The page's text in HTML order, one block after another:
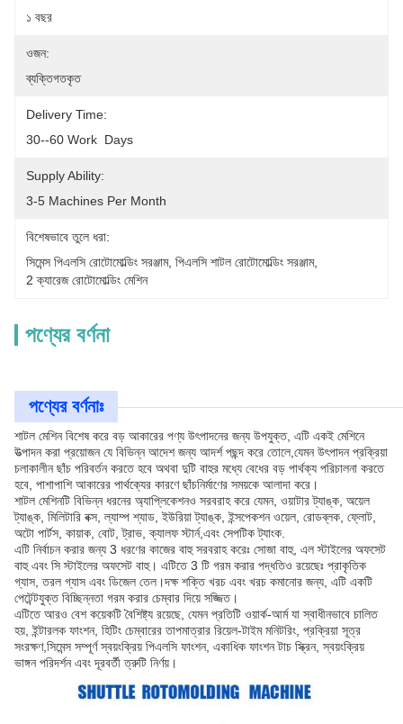
১ বছর
ওজন:
ব্যক্তিগতকৃত
Delivery Time:
30--60 Work  Days
Supply Ability:
3-5 Machines Per Month
বিশেষভাবে তুলে ধরা:
সিমেন্স পিএলসি রোটোমোল্ডিং সরঞ্জাম, পিএলসি শাটল রোটোমোল্ডিং সরঞ্জাম,
2 ক্যারেজ রোটোমোল্ডিং মেশিন
পণ্যের বর্ণনা
পণ্যের বর্ণনাঃ
শাটল মেশিন বিশেষ করে বড় আকারের পণ্য উৎপাদনের জন্য উপযুক্ত, এটি একই মেশিনে
উত্পাদন করা প্রয়োজন যে বিভিন্ন আদেশ জন্য আদর্শ পছন্দ করে তোলে,যেমন উৎপাদন প্রক্রিয়া
চলাকালীন ছাঁচ পরিবর্তন করতে হবে অথবা দুটি বাহুর মধ্যে বেধের বড় পার্থক্য পরিচালনা করতে
হবে, পাশাপাশি আকারের পার্থক্যের কারণে ছাঁচনির্মাণের সময়কে আলাদা করে।
শাটল মেশিনটি বিভিন্ন ধরনের অ্যাপ্লিকেশনও সরবরাহ করে যেমন, ওয়াটার ট্যাঙ্ক, অয়েল
ট্যাঙ্ক, মিলিটারি বক্স, ল্যাম্প শ্যাড, ইউরিয়া ট্যাঙ্ক, ইন্সপেকশন ওয়েল, রোডব্লক, ফ্লোট,
অটো পার্টস, কায়াক, বোট, ট্রাভ, ক্যালফ স্টার্ন,এবং সেপটিক ট্যাংক.
এটি নির্বাচন করার জন্য 3 ধরণের কাজের বাহু সরবরাহ করেঃ সোজা বাহু, এল স্টাইলের অফসেট
বাহু এবং সি স্টাইলের অফসেট বাহু। এটিতে 3 টি গরম করার পদ্ধতিও রয়েছেঃ প্রাকৃতিক
গ্যাস, তরল গ্যাস এবং ডিজেল তেল।দক্ষ শক্তি খরচ এবং খরচ কমানোর জন্য, এটি একটি
পেটেন্টযুক্ত বিচ্ছিন্নতা গরম করার চেম্বার দিয়ে সজ্জিত।
এটিতে আরও বেশ কয়েকটি বৈশিষ্ট্য রয়েছে, যেমন প্রতিটি ওয়ার্ক-আর্ম যা স্বাধীনভাবে চালিত
হয়, ইন্টারলক ফাংশন, হিটিং চেম্বারের তাপমাত্রার রিয়েল-টাইম মনিটরিং, প্রক্রিয়া সূত্র
সংরক্ষণ,সিমেন্স সম্পূর্ণ স্বয়ংক্রিয় পিএলসি ফাংশন, একাধিক ফাংশন টাচ স্ক্রিন, স্বয়ংক্রিয়
ভাঙ্গন পরিদর্শন এবং দূরবর্তী ত্রুটি নির্ণয়।